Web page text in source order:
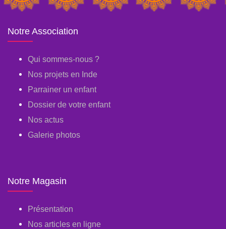
Notre Association
Qui sommes-nous ?
Nos projets en Inde
Parrainer un enfant
Dossier de votre enfant
Nos actus
Galerie photos
Notre Magasin
Présentation
Nos articles en ligne